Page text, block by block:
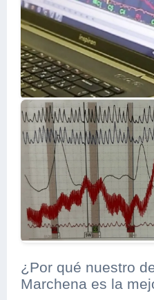
¿Por qué nuestro
Marchena es la